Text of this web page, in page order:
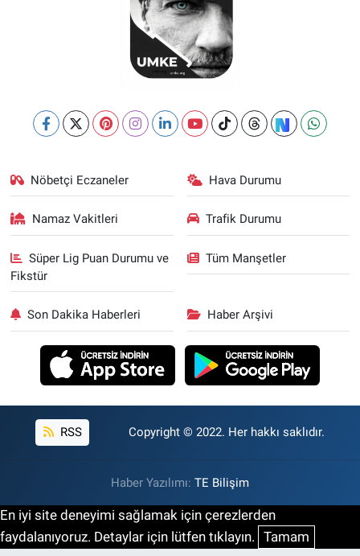
Nöbetçi Eczaneler Hava Durumu
Namaz Vakitleri Trafik Durumu
Süper Lig Puan Durumu ve
Fikstür
Tüm Manşetler
Son Dakika Haberleri Haber Arşivi
RSS Copyright © 2022. Her hakkı saklıdır.
Haber Yazılımı: TE Bilişim
En iyi site deneyimi sağlamak için çerezlerden
faydalanıyoruz. Detaylar için lütfen tıklayın. Tamam